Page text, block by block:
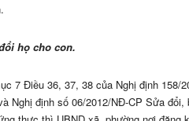
họ cho con.
7 Điều 36, 37, 38 của Nghị định 158/
Nghị định số 06/2012/NĐ-CP Sửa